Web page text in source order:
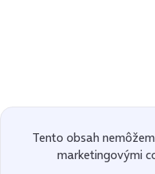
Tento obsah
marketingovými